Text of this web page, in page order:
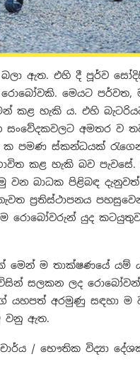
බලා ඇත. එහි දී පූර්ව
මෙයට පර්වත,
කළ හැකි ය. එහි
අමතර ව
පමණ ස්කන්ධයක් රැගෙන
කළ හැකි බව
වන බාධක පිළිබඳ
ප්‍රතිස්ථාපනය
රොබෝවරුන් යුද
මෙන් ම තාක්ෂණයේ යම්
සලකන ලද රොබෝවන්
යහපත් අරමුණු සඳහා
වනු ඇත.
/ භෞතික විද්‍යා